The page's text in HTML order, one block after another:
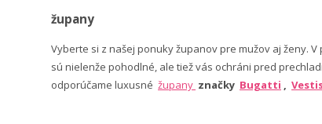
župany
Vyberte si z našej ponuky županov pre mužov aj ženy. V
sú nielenže pohodlné, ale tiež vás ochráni pred
odporúčame luxusné župany značky Bugatti ,